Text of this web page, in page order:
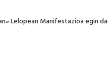
Lelopean Manifestazioa egin da